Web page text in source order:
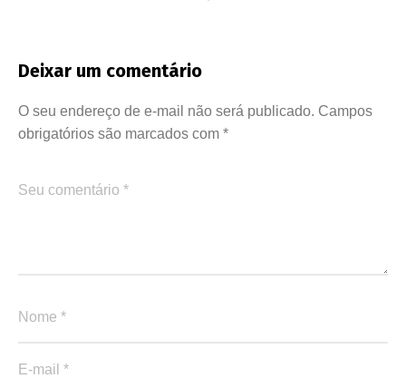
Deixar um comentário
O seu endereço de e-mail não será publicado. Campos
obrigatórios são marcados com *